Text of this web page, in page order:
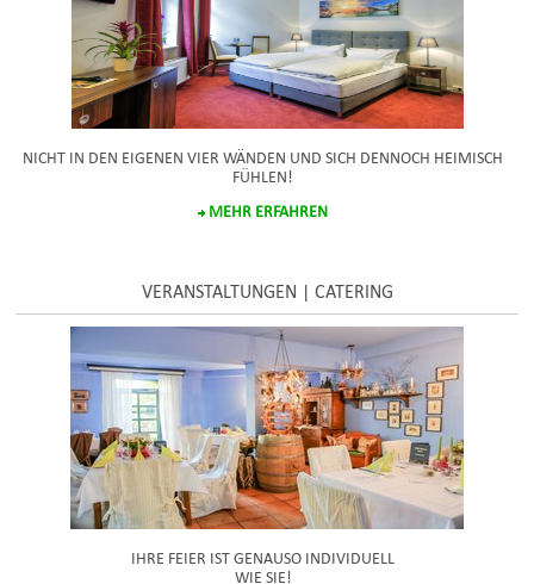
NICHT IN DEN EIGENEN VIER WÄNDEN UND SICH DENNOCH HEIMISCH
FÜHLEN!
MEHR ERFAHREN
VERANSTALTUNGEN | CATERING
IHRE FEIER IST GENAUSO INDIVIDUELL
WIE SIE!